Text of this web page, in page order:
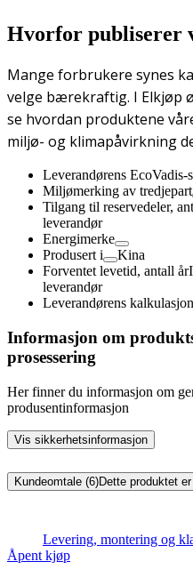
Hvorfor publiserer
Mange forbrukere synes
velge bærekraftig. I Elkjøp
se hvordan produktene
miljø- og klimapåvirkning
Leverandørens EcoVadis-
Miljømerking av tredjepart
Tilgang til reservedeler,
leverandør
Energimerke
Produsert i
Kina
Forventet levetid, antall år
leverandør
Leverandørens
Informasjon om
prosessering
Her finner du informasjon om
produsentinformasjon
Vis sikkerhetsinformasjon
Kundeomtale (6)Dette produktet
Levering, montering og
Åpent kjøp